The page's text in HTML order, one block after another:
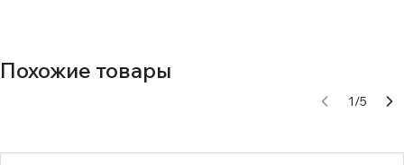
Похожие товары
1/5